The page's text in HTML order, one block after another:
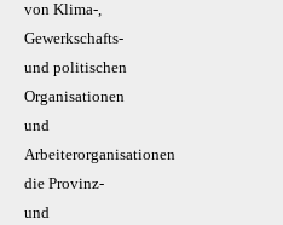
von Klima-,
Gewerkschafts-
und politischen
Organisationen
und
Arbeiterorganisationen
die Provinz-
und